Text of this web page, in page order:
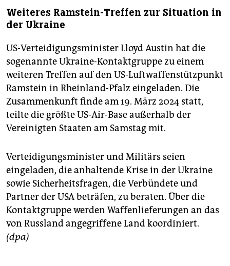
Weiteres Ramstein-Treffen zur Situation in
der Ukraine
US-Verteidigungsminister Lloyd Austin hat die
sogenannte Ukraine-Kontaktgruppe zu einem
weiteren Treffen auf den US-Luftwaffenstützpunkt
Ramstein in Rheinland-Pfalz eingeladen. Die
Zusammenkunft finde am 19. März 2024 statt,
teilte die größte US-Air-Base außerhalb der
Vereinigten Staaten am Samstag mit.
Verteidigungsminister und Militärs seien
eingeladen, die anhaltende Krise in der Ukraine
sowie Sicherheitsfragen, die Verbündete und
Partner der USA beträfen, zu beraten. Über die
Kontaktgruppe werden Waffenlieferungen an das
von Russland angegriffene Land koordiniert.
(dpa)